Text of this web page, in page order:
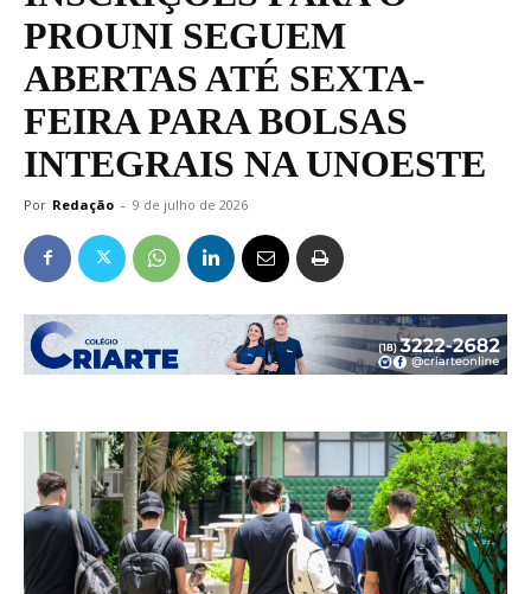
PROUNI SEGUEM
ABERTAS ATÉ SEXTA-
FEIRA PARA BOLSAS
INTEGRAIS NA UNOESTE
Por Redação - 9 de julho de 2026